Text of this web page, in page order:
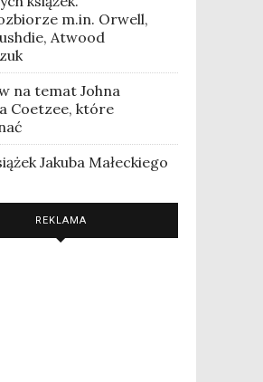
m.in. Orwell,
Atwood
na temat Johna
Coetzee, które
Jakuba Małeckiego
REKLAMA